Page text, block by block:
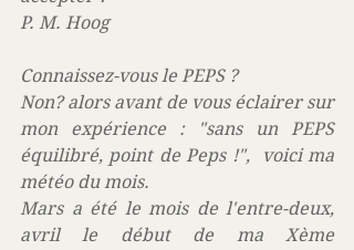
P. M. Hoog
Connaissez-vous le PEPS ?
Non? alors avant de vous éclairer sur
mon expérience : "sans un PEPS
équilibré, point de Peps !",  voici ma
météo du mois.
Mars a été le mois de l'entre-deux,
avril le début de ma Xème